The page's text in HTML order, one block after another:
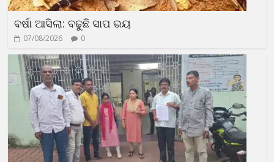
ବର୍ଷା ଆସିଲା: ବଢୁଛି ସାପ ଭୟ
07/08/2026 0